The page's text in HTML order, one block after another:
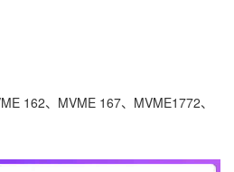
162、MVME 167、MVME1772、